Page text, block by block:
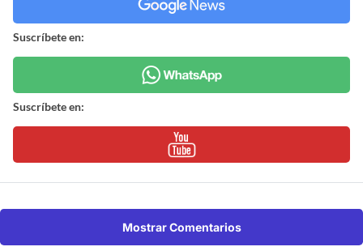
Suscríbete en:
Suscríbete en:
Mostrar Comentarios